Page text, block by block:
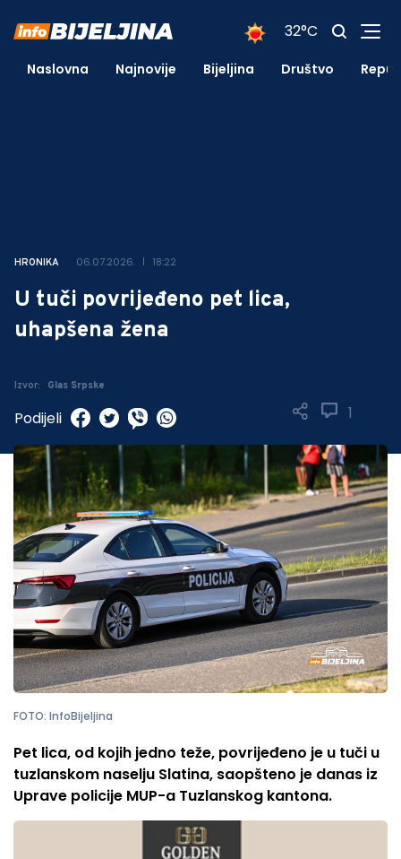
32°C
Naslovna Najnovije Bijeljina Društvo
HRONIKA 06.07.2026. 18:22
U tuči povrijeđeno pet lica,
uhapšena žena
Izvor: Glas Srpske
1
Podijeli
FOTO: InfoBijeljina
Pet lica, od kojih jedno teže, povrijeđeno je u tuči u
tuzlanskom naselju Slatina, saopšteno je danas iz
Uprave policije MUP-a Tuzlanskog kantona.